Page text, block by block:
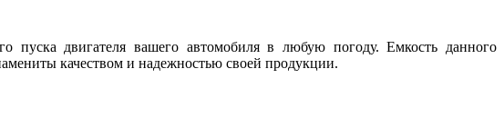
пуска двигателя вашего автомобиля в любую погоду. Емкость данного
качеством и надежностью своей продукции.